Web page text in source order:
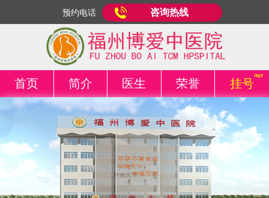
预约电话 咨询热线
首页 简介 医生 荣誉 挂号